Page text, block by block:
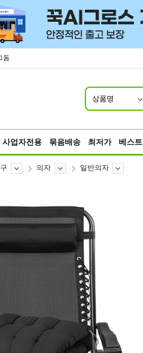
돔
상품명
사업자전용 묶음배송 최저가 베스트
의자 일반의자